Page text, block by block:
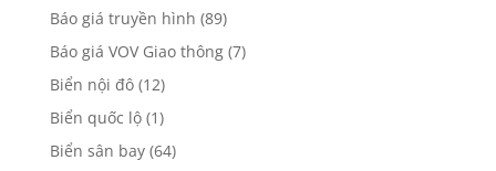
Báo giá truyền hình (89)
Báo giá VOV Giao thông(7)
Biển nội đô(12)
Biển quốc lộ(1)
Biển sân bay(64)